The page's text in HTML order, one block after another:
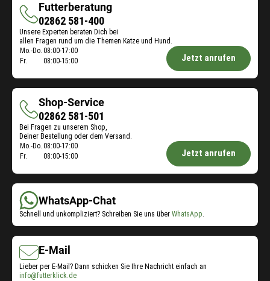
Futterberatung
Futterberatung
02862 581-400
Unsere Experten beraten Dich bei
allen Fragen rund um die Themen Katze und Hund.
Öffnungszeiten
Mo.-Do. 08:00-17:00
Fr.
08:00-15:00 Jetzt anrufen
Shop-Service
Shop-
Service
02862 581-501
Bei Fragen zu unserem Shop,
Deiner Bestellung oder dem Versand.
Öffnungszeiten
Service:
Mo.-Do. 08:00-17:00
Fr.
08:00-15:00 Jetzt anrufen
WhatsApp-Chat
Schnell und unkompliziert? Schreiben Sie uns über WhatsApp.
E-Mail
Lieber per E-Mail? Dann schicken Sie Ihre Nachricht einfach an
info@futterklick.de